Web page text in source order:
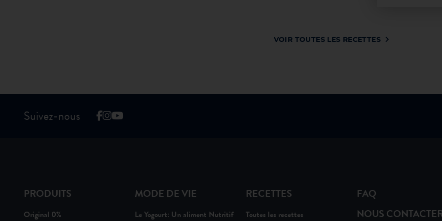
VOIR TOUTES LES RECETTES
Suivez-nous
PRODUITS
Original 0%
MODE DE VIE
Le Yogourt: Un aliment Nutritif
RECETTES
Toutes les recettes
FAQ
NOUS